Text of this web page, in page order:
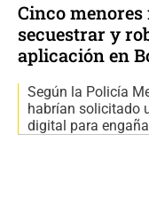
Cinco
secuestrar y
aplicación en
Según la Policía
habrían solicitado
digital para